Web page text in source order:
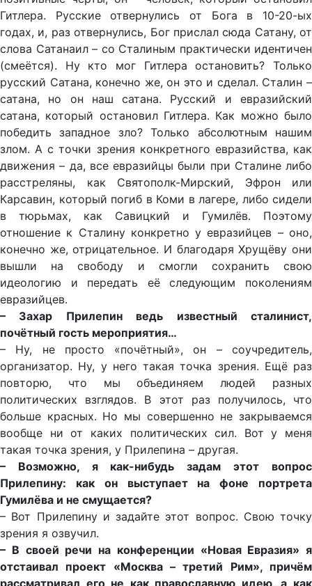
Гитлера. Русские отвернулись от Бога в 10-20-ых
годах, и, раз отвернулись, Бог прислал сюда Сатану, от
слова Сатанаил – со Сталиным практически идентичен
(смеётся). Ну кто мог Гитлера остановить? Только
русский Сатана, конечно же, он это и сделал. Сталин –
сатана, но он наш сатана. Русский и евразийский
сатана, который остановил Гитлера. Как можно было
победить западное зло? Только абсолютным нашим
злом. А с точки зрения конкретного евразийства, как
движения – да, все евразийцы были при Сталине либо
расстреляны, как Святополк-Мирский, Эфрон или
Карсавин, который погиб в Коми в лагере, либо сидели
в тюрьмах, как Савицкий и Гумилёв. Поэтому
отношение к Сталину конкретно у евразийцев – оно,
конечно же, отрицательное. И благодаря Хрущёву они
вышли на свободу и смогли сохранить свою
идеологию и передать её следующим поколениям
евразийцев.
– Захар Прилепин ведь известный сталинист,
почётный гость мероприятия…
– Ну, не просто «почётный», он – соучредитель,
организатор. Ну, у него такая точка зрения. Ещё раз
повторю, что мы объединяем людей разных
политических взглядов. В этот раз получилось, что
больше красных. Но мы совершенно не закрываемся
вообще ни от каких политических сил. Вот у меня
такая точка зрения, у Прилепина – другая.
– Возможно, я как-нибудь задам этот вопрос
Прилепину: как он выступает на фоне портрета
Гумилёва и не смущается?
– Вот Прилепину и задайте этот вопрос. Свою точку
зрения я озвучил.
– В своей речи на конференции «Новая Евразия» я
отстаивал проект «Москва – третий Рим», причём